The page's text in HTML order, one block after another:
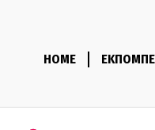
HOME